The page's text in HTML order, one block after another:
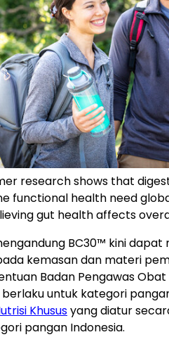
research shows that
functional health need
gut health affects
BC30™ kini
kemasan dan materi
Badan Pengawas Obat
berlaku untuk kategori
Khususyang diatur
pangan Indonesia.